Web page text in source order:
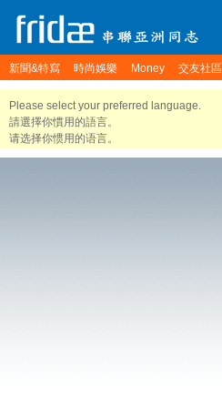
新聞&特寫 時尚娛樂 Money 交友社區
Please select your preferred language.
請選擇你慣用的語言。
请选择你惯用的语言。